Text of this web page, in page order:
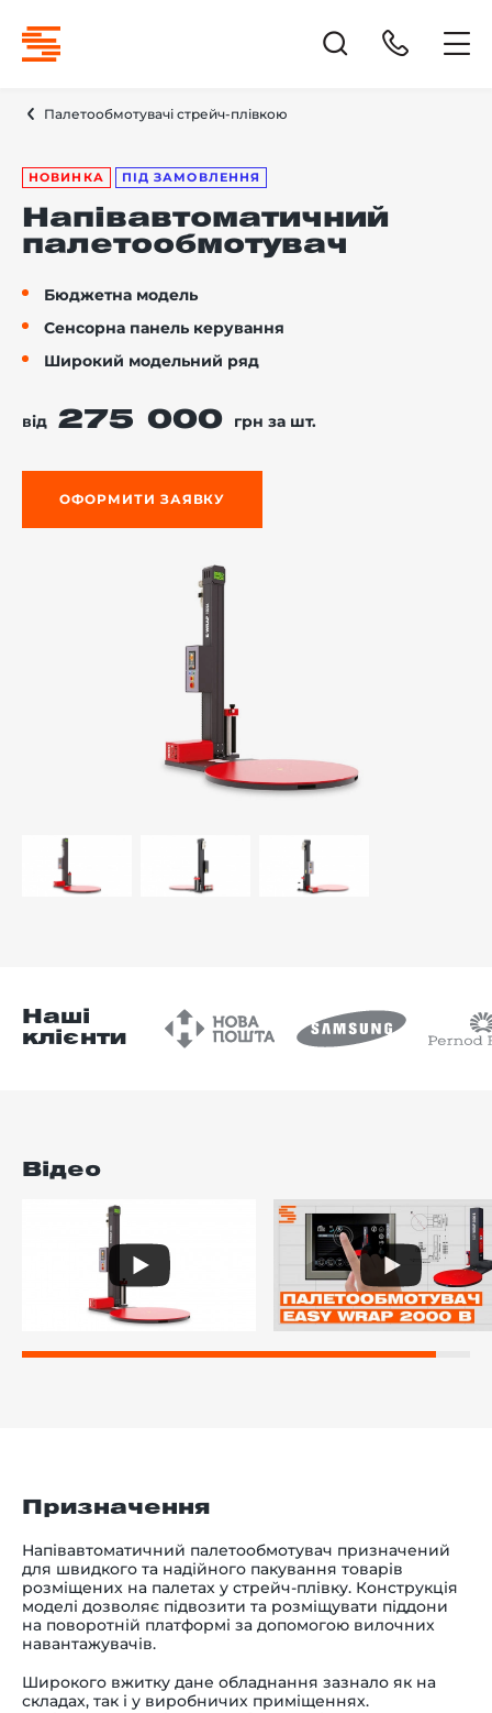
Палетообмотувачі стрейч-плівкою
НОВИНКА ПІД ЗАМОВЛЕННЯ
Напівавтоматичний
палетообмотувач
Бюджетна модель
Сенсорна панель керування
Широкий модельний ряд
від 275 000 грн за шт.
ОФОРМИТИ ЗАЯВКУ
Наші
клієнти
Відео
Призначення
Напівавтоматичний палетообмотувач призначений
для швидкого та надійного пакування товарів
розміщених на палетах у стрейч-плівку. Конструкція
моделі дозволяє підвозити та розміщувати піддони
на поворотній платформі за допомогою вилочних
навантажувачів.
Широкого вжитку дане обладнання зазнало як на
складах, так і у виробничих приміщеннях.